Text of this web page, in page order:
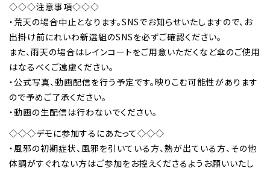
◇◇◇注意事項◇◇◇
・荒天の場合中止となります。SNSでお知らせいたしますので、お
出掛け前にれいわ新選組のSNSを必ずご確認ください。
また、雨天の場合はレインコートをご用意いただくなど傘のご使用
はなるべくご遠慮ください。
・公式写真、動画配信を行う予定です。映りこむ可能性があります
ので予めご了承ください。
・動画の生配信は行わないでください。
◇◇◇デモに参加するにあたって◇◇◇
・風邪の初期症状、風邪を引いている方、熱が出ている方、その他
体調がすぐれない方はご参加をお控えくださるようお願いいたし